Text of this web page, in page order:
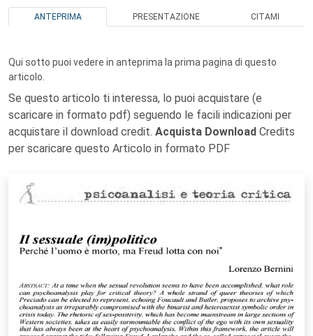
ANTEPRIMA PRESENTAZIONE CITAMI
Qui sotto puoi vedere in anteprima la prima pagina di questo
articolo.
Se questo articolo ti interessa, lo puoi acquistare (e
scaricare in formato pdf) seguendo le facili indicazioni per
acquistare il download credit. Acquista Download Credits
per scaricare questo Articolo in formato PDF